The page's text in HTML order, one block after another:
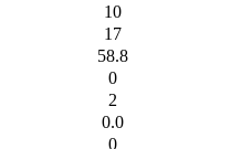
10
17
58.8
0
2
0.0
0